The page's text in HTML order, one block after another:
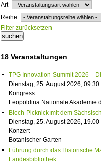
Art
Reihe
Filter zurücksetzen
18 Veranstaltungen
TPG Innovation Summit 2026 –
Dienstag, 25. August 2026,
Kongress
Leopoldina Nationale Akademie
Blech-Picknick mit dem
Dienstag, 25. August 2026,
Konzert
Botanischer Garten
Führung durch das Historische
Landesbibliothek